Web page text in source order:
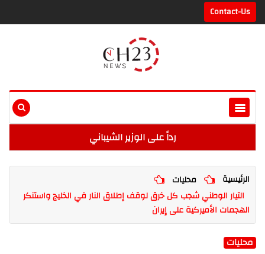
Contact-Us
رداً على الوزير الشيباني
الرئيسية
محليات
التيار الوطني شجب كل خرق لوقف إطلاق النار في الخليج واستنكر
الهجمات الأميركية على إيران
محليات